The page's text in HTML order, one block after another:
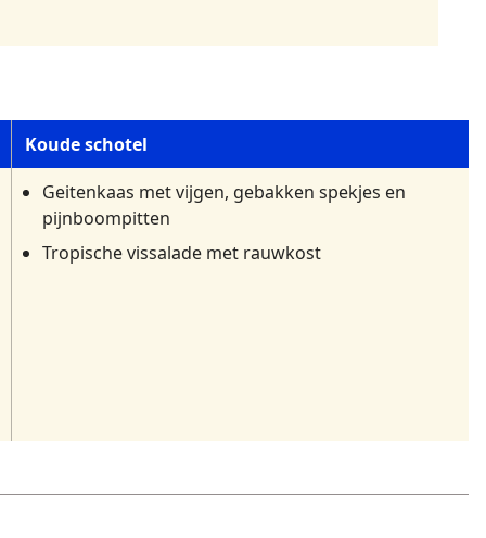
Koude schotel
Geitenkaas met vijgen, gebakken spekjes en
pijnboompitten
Tropische vissalade met rauwkost